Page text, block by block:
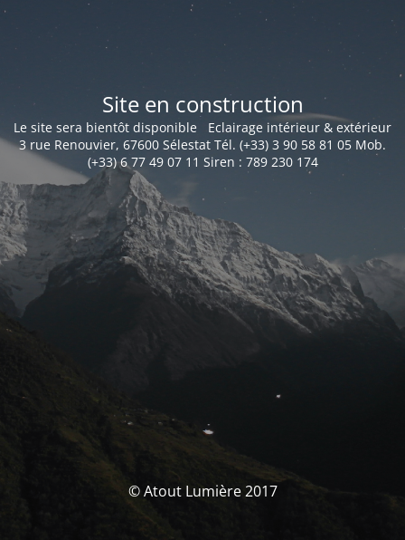
Site en construction
Le site sera bientôt disponible Eclairage intérieur & extérieur
3 rue Renouvier, 67600 Sélestat Tél. (+33) 3 90 58 81 05 Mob.
(+33) 6 77 49 07 11 Siren : 789 230 174
© Atout Lumière 2017